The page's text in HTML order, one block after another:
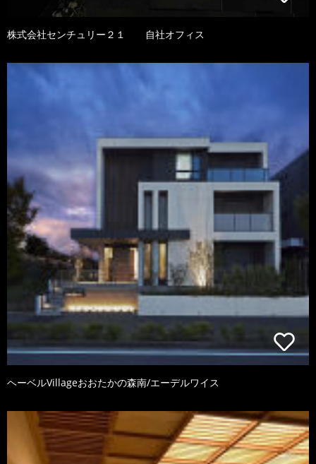
株式会社センチュリー２１ 自社オフィス
ヘーベルVillageおおたかの森南/エーデルワイス